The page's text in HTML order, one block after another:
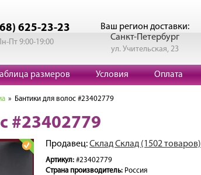
625-23-23
Пт 9:00-19:00
Ваш регион доставки:
Санкт-Петербург
ул. Учительская, 23
размеров Условия Оплата
» Бантики для волос #23402779
#23402779
Продавец:Склад Склад (1502 товаров)
Артикул: #23402779
Страна производитель: Россия